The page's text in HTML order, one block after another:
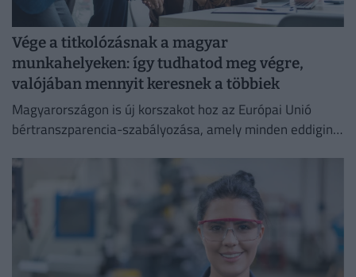
Vége a titkolózásnak a magyar
munkahelyeken: így tudhatod meg végre,
valójában mennyit keresnek a többiek
Magyarországon is új korszakot hoz az Európai Unió
bértranszparencia-szabályozása, amely minden eddiginél